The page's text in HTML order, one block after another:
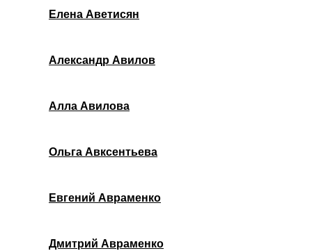
Елена Аветисян
Александр Авилов
Алла Авилова
Ольга Авксентьева
Евгений Авраменко
Дмитрий Авраменко